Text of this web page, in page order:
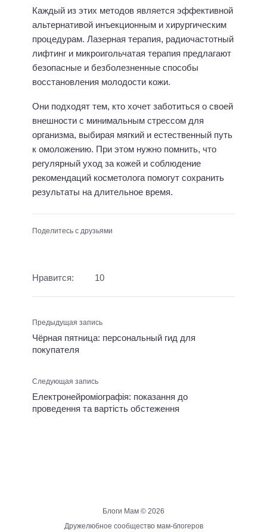
Каждый из этих методов является эффективной
альтернативой инъекционным и хирургическим
процедурам. Лазерная терапия, радиочастотный
лифтинг и микроигольчатая терапия предлагают
безопасные и безболезненные способы
восстановления молодости кожи.
Они подходят тем, кто хочет заботиться о своей
внешности с минимальным стрессом для
организма, выбирая мягкий и естественный путь
к омоложению. При этом нужно помнить, что
регулярный уход за кожей и соблюдение
рекомендаций косметолога помогут сохранить
результаты на длительное время.
Поделитесь с друзьями
Нравится: 10
Предыдущая запись
Чёрная пятница: персональный гид для
покупателя
Следующая запись
Електронейроміографія: показання до
проведення та вартість обстеження
Блоги Мам © 2026
Дружелюбное сообщество мам-блогеров